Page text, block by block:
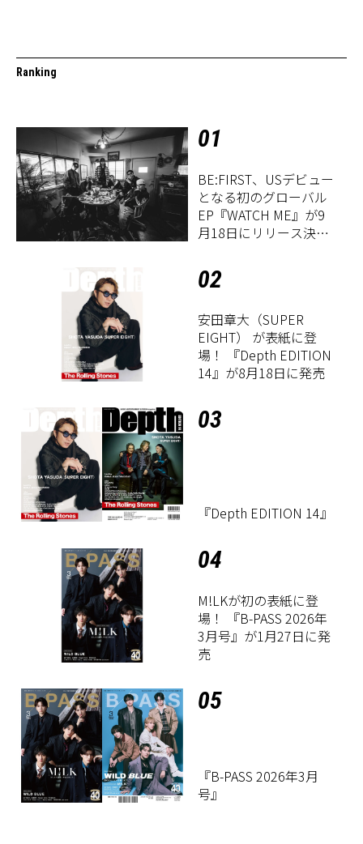
Ranking
01
BE:FIRST、USデビュー
となる初のグローバル
EP『WATCH ME』が9
月18日にリリース決
02
安田章大（SUPER
EIGHT） が表紙に登
場！ 『Depth EDITION
14』が8月18日に発売
03
『Depth EDITION 14』
04
M!LKが初の表紙に登
場！ 『B-PASS 2026年
3月号』が1月27日に発
売
05
『B-PASS 2026年3月
号』